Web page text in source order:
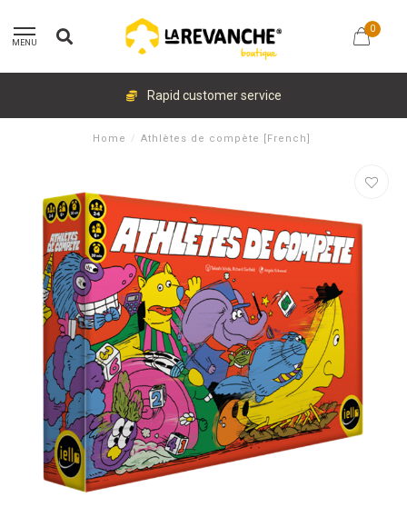
MENU
0
Rapid customer service
Home / Athlètes de compète [French]